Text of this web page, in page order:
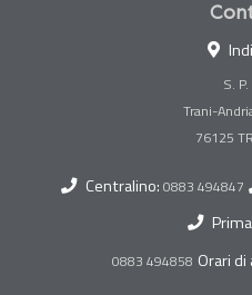
S.
Trani-
Centralino: 0883 494847
0883 494858 Orari